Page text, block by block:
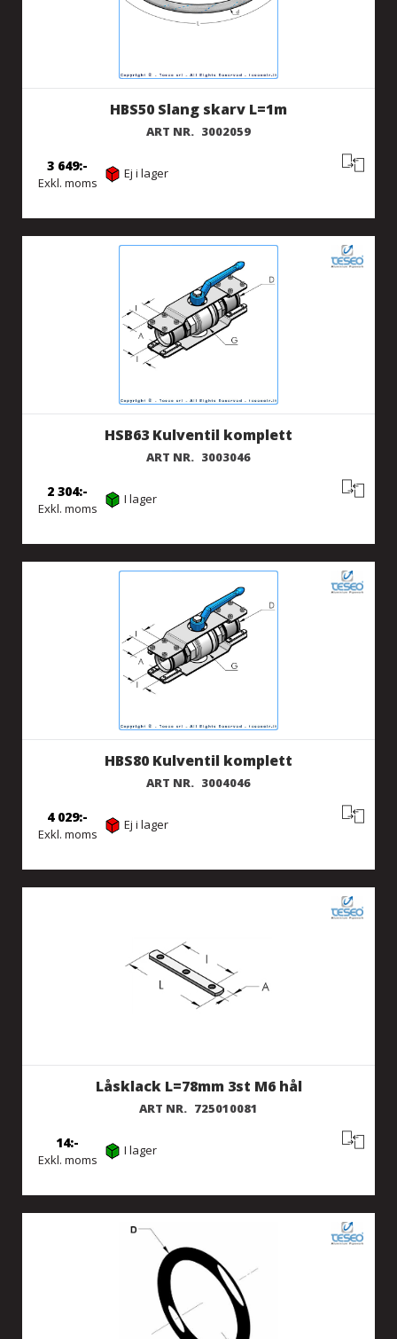
HBS50 Slang skarv L=1m
ART NR. 3002059
Exkl. moms
3 649 Ej i lager
HSB63 Kulventil komplett
ART NR. 3003046
Exkl. moms
2 304 I lager
HBS80 Kulventil komplett
ART NR. 3004046
Exkl. moms
4 029 Ej i lager
Låsklack L=78mm 3st M6 hål
ART NR. 725010081
Exkl. moms
14 I lager